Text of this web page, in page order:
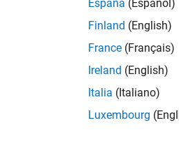
España (Español)
Finland (English)
France (Français)
Ireland (English)
Italia (Italiano)
Luxembourg